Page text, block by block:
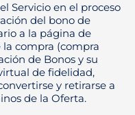
Servicio en el proceso
del bono de
a la página de
compra (compra
de Bonos y su
de fidelidad,
y retirarse a
de la Oferta.